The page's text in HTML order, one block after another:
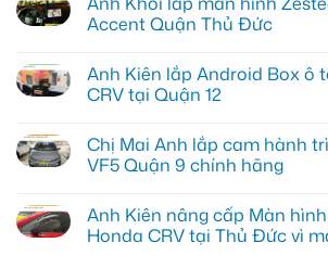
bình
luận
ở
lắp
Android
box
cho
BYD
ở
để
xem
Youtube
Accent Quận Thủ Đức
bình
luận
ở
lắp
màn
hình
tô
Hyundai
Accent
Anh Kiên lắp Android Box ô
CRV tại Quận 12
bình
luận
ở
lắp
Android
Box
Chị Mai Anh lắp cam hành
VF5 Quận 9 chính hãng
bình
luận
ở
Anh Kiên nâng cấp Màn
Honda CRV tại Thủ Đức vì